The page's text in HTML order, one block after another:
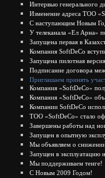
Интервью генерального
Изменение адреса ТОО
С наступающим Новым
У телеканала «Ел Арна»
Запущена первая в
Компания SoftDeCo
Запущена пилотная
Подписание договора
Приглашаем принять
Компания «SoftDeCo»
Компания «SoftDeCo»
Компании SoftDeCo
ТОО «SoftDeCo» стало
Завершены работы над
Запущен в опытную
Мы объявляем о
Запущен в эксплуатацию
Мы поддерживаем тенге!
С Новым 2009 Годом!